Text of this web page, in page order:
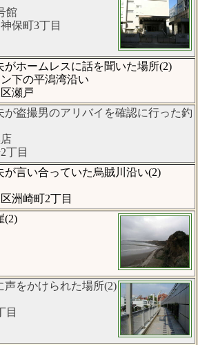
館
保町3丁目
ホームレスに話を聞いた場所(2)
下の平潟湾沿い
瀬戸
が盗撮男のアリバイを確認に行った釣
丁目
言い合っていた烏賊川沿い(2)
洲崎町2丁目
(2)
をかけられた場所(2)
目